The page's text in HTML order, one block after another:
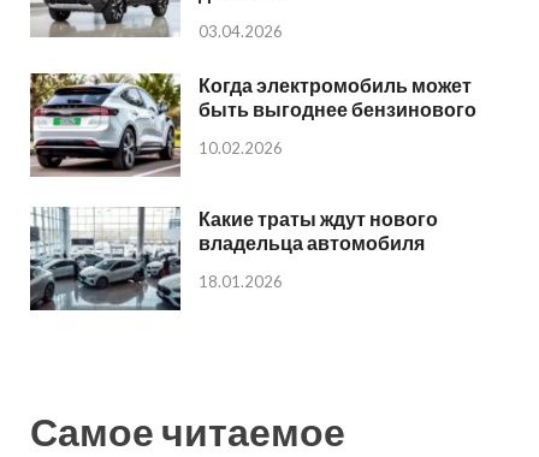
03.04.2026
Когда электромобиль может
быть выгоднее бензинового
10.02.2026
Какие траты ждут нового
владельца автомобиля
18.01.2026
Самое читаемое